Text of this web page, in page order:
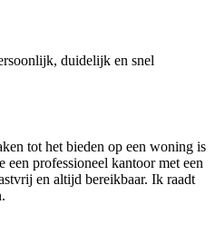
duidelijk en snel
tot het bieden op een woning is
professioneel kantoor met een
en altijd bereikbaar. Ik raadt